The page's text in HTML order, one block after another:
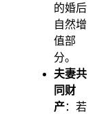
的婚后
自然增
值部
分。
夫妻共
同财
产：若